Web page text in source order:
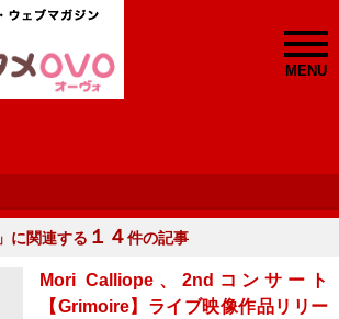
MENU
」に関連する １４件の記事
Mori Calliope、2ndコンサート
【Grimoire】ライブ映像作品リリー